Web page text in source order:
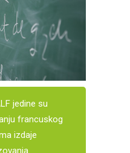
jedine su
francuskog
izdaje